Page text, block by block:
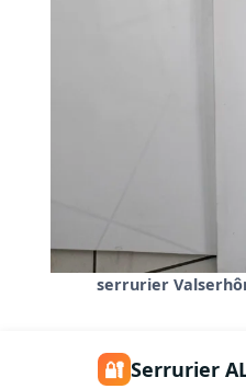
serrurier
🔐 Serrurier